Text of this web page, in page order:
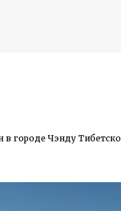
Келвина
городе Чэнду